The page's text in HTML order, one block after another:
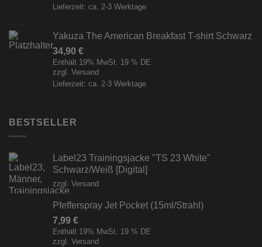
Lieferzeit: ca. 2-3 Werktage
Yakuza The American Breakfast T-shirt Schwarz
34,90 €
Enthält 19% MwSt. 19 % DE
zzgl. Versand
Lieferzeit: ca. 2-3 Werktage
BESTSELLER
Label23 Trainingsjacke "TS 23 White"
Schwarz/Weiß [Digital]
zzgl. Versand
Pfefferspray Jet Pocket (15ml/Strahl)
7,99 €
Enthält 19% MwSt. 19 % DE
zzgl. Versand